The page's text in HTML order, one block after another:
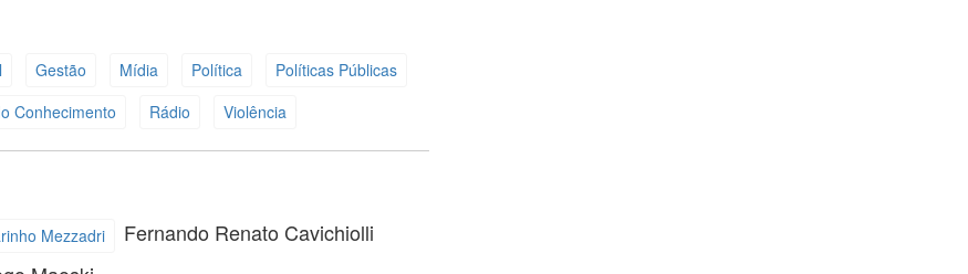
Gestão Mídia Política
Políticas Públicas
Conhecimento
Rádio Violência
Mezzadri Fernando Renato Cavichiolli